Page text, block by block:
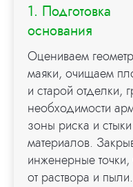
1. Подготовка
основания
Оцениваем
маяки, очищаем
и старой отделки,
необходимости
зоны риска и
материалов.
инженерные точки,
от раствора и пыли.